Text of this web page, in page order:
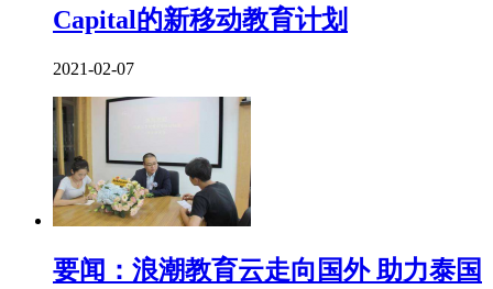
Capital的新移动教育计划
2021-02-07
要闻：浪潮教育云走向国外 助力泰国